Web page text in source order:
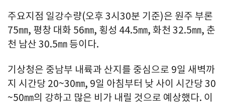
주요지점 일강수량(오후 3시30분 기준)은 원주 부론
75㎜, 평창 대화 56㎜, 횡성 44.5㎜, 화천 32.5㎜, 춘
천 남산 30.5㎜ 등이다.
기상청은 중남부 내륙과 산지를 중심으로 9일 새벽까
지 시간당 20~30㎜, 9일 아침부터 낮 사이 시간당 30
~50㎜의 강하고 많은 비가 내릴 것으로 예상했다. 이